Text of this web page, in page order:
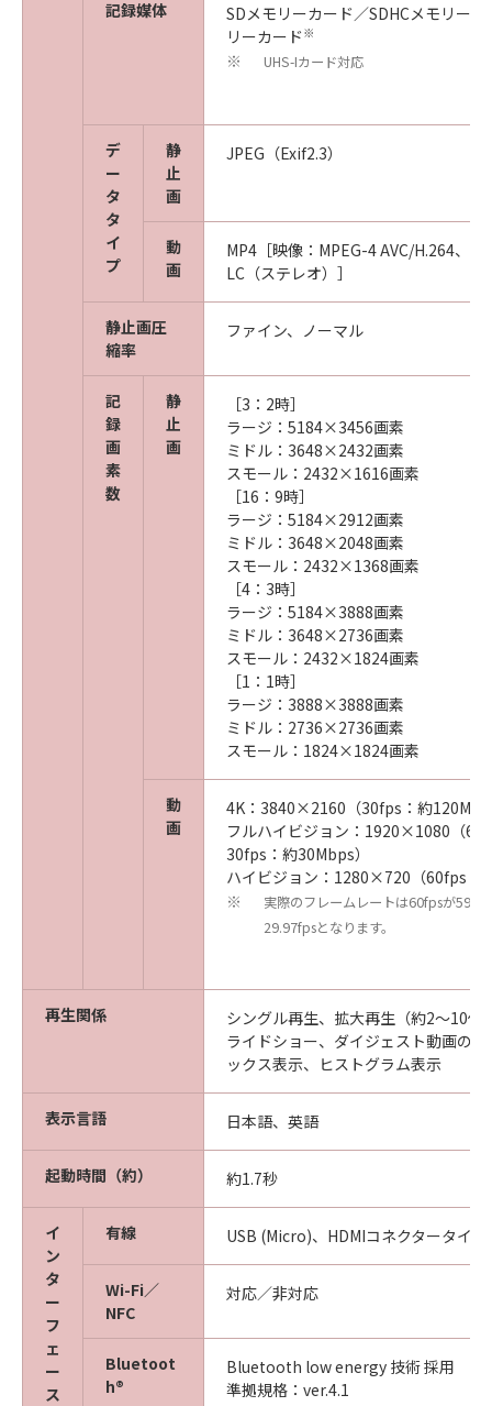
記録媒体
SDメモリーカード／SDHCメモリーカ
リーカード ※
※ UHS-Iカード対応
デ
ー
タ
タ
イ
プ
静
止
画
JPEG（Exif2.3）
動
画
MP4［映像：MPEG-4 AVC/H.264、
LC（ステレオ）］
静止画圧
縮率
ファイン、ノーマル
記
録
画
素
数
静
止
画
［3：2時］
ラージ：5184×3456画素
ミドル：3648×2432画素
スモール：2432×1616画素
［16：9時］
ラージ：5184×2912画素
ミドル：3648×2048画素
スモール：2432×1368画素
［4：3時］
ラージ：5184×3888画素
ミドル：3648×2736画素
スモール：2432×1824画素
［1：1時］
ラージ：3888×3888画素
ミドル：2736×2736画素
スモール：1824×1824画素
動
画
4K：3840×2160（30fps：約
フルハイビジョン：1920×1080（
30fps：約30Mbps）
ハイビジョン：1280×720（60fps：
※
実際のフレームレートは60fpsが
29.97fpsとなります。
再生関係
シングル再生、拡大再生（約2～10倍
ライドショー、ダイジェスト動画の
ックス表示、ヒストグラム表示
表示言語 日本語、英語
起動時間（約） 約1.7秒
イ
ン
タ
ー
フ
ェ
ー
ス
有線 USB (Micro)、HDMIコネクタータイプ
Wi-Fi／
NFC
対応／非対応
Bluetoot
h®
Bluetooth low energy 技術 採用
準拠規格：ver.4.1